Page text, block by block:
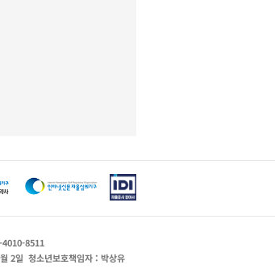
4010-8511
2일 청소년보호책임자 : 박상유